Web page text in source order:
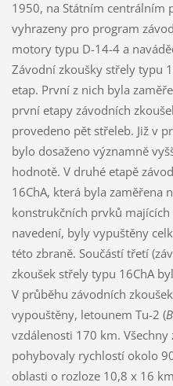
1950, na Státním centrálním
vyhrazeny pro program
motory typu D-14-4 a
Závodní zkoušky střely typu
etap. První z nich byla
první etapy závodních
provedeno pět střeleb. Již v
bylo dosaženo významně
hodnotě. V druhé etapě
16ChA, která byla zaměřena
konstrukčních prvků
navedení, byly vypuštěny
této zbraně. Součástí třetí
zkoušek střely typu 16ChA
V průběhu závodních
vypouštěny, letounem Tu-2 (
vzdálenosti 170 km.
pohybovaly rychlostí okolo
oblasti o rozloze 10,8 x 16